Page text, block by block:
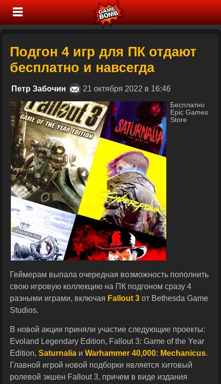
Подгон 4 игр для ПК отдают
бесплатно и навсегда
Петр Забочин 21 октября 2022 в 16:46
Бесплатно
Epic Games
Store
Геймерам выпала очередная возможность пополнить
свою игровую коллекцию на ПК подгоном сразу 4
разными играми, включая Fallout 3 от Bethesda Game
Studios.
В новой акции приняли участие следующие проекты:
Evoland Legendary Edition, Fallout 3: Game of the Year
Edition, Saturnalia и Warhammer 40,000: Mechanicus.
Главной игрой новой подборки является хитовый
ролевой экшен Fallout 3, причем в виде издания